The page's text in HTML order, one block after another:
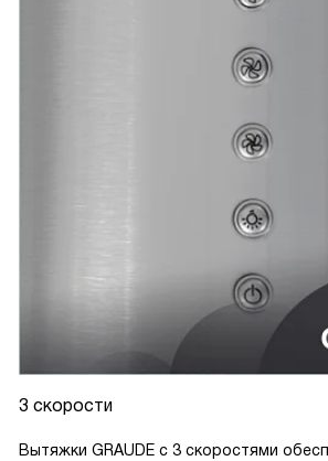
3 скорости
Вытяжки GRAUDE с 3 скоростями